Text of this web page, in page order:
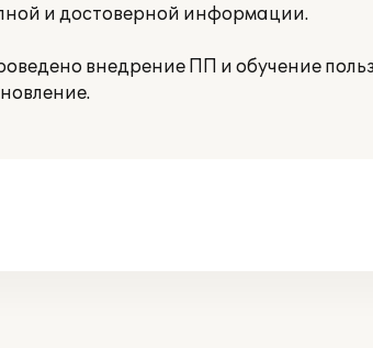
и достоверной информации.
внедрение ПП и обучение